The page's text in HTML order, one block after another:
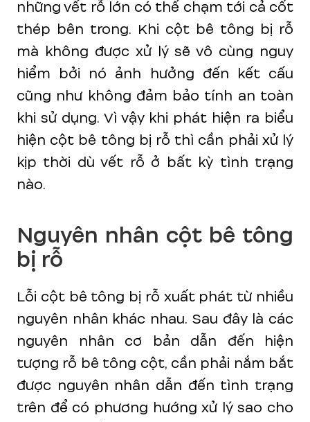
những vết rỗ lớn có thể chạm tới cả cốt
thép bên trong. Khi cột bê tông bị rỗ
mà không được xử lý sẽ vô cùng nguy
hiểm bởi nó ảnh hưởng đến kết cấu
cũng như không đảm bảo tính an toàn
khi sử dụng. Vì vậy khi phát hiện ra biểu
hiện cột bê tông bị rỗ thì cần phải xử lý
kịp thời dù vết rỗ ở bất kỳ tình trạng
nào.
Nguyên nhân cột bê tông
bị rỗ
Lỗi cột bê tông bị rỗ xuất phát từ nhiều
nguyên nhân khác nhau. Sau đây là các
nguyên nhân cơ bản dẫn đến hiện
tượng rỗ bê tông cột, cần phải nắm bắt
được nguyên nhân dẫn đến tình trạng
trên để có phương hướng xử lý sao cho